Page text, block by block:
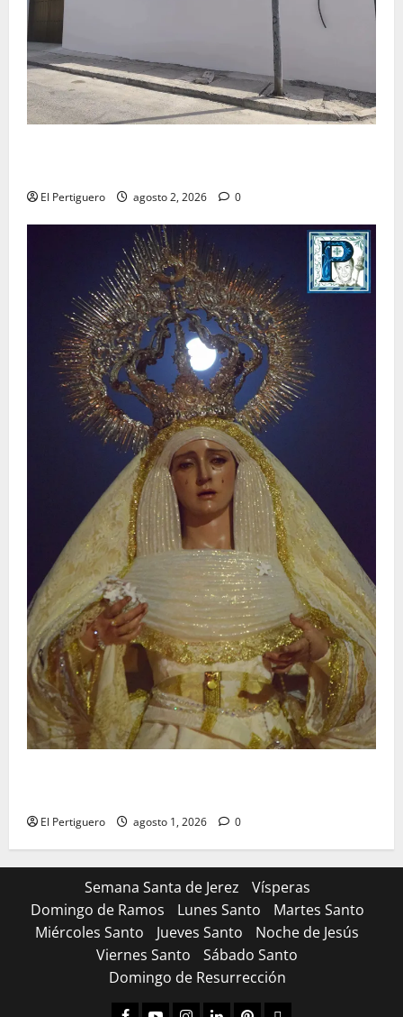
El Pertiguero agosto 2, 2026 0
El Pertiguero agosto 1, 2026 0
Semana Santa de Jerez
Vísperas
Domingo de Ramos
Lunes Santo
Martes Santo
Miércoles Santo
Jueves Santo
Noche de Jesús
Viernes Santo
Sábado Santo
Domingo de Resurrección